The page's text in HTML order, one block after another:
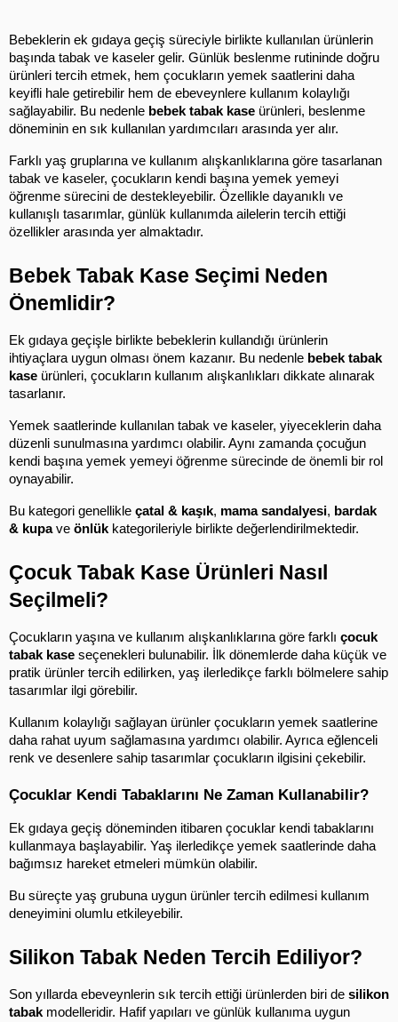
Bebeklerin ek gıdaya geçiş süreciyle birlikte kullanılan ürünlerin
başında tabak ve kaseler gelir. Günlük beslenme rutininde doğru
ürünleri tercih etmek, hem çocukların yemek saatlerini daha
keyifli hale getirebilir hem de ebeveynlere kullanım kolaylığı
sağlayabilir. Bu nedenle bebek tabak kase ürünleri, beslenme
döneminin en sık kullanılan yardımcıları arasında yer alır.
Farklı yaş gruplarına ve kullanım alışkanlıklarına göre tasarlanan
tabak ve kaseler, çocukların kendi başına yemek yemeyi
öğrenme sürecini de destekleyebilir. Özellikle dayanıklı ve
kullanışlı tasarımlar, günlük kullanımda ailelerin tercih ettiği
özellikler arasında yer almaktadır.
Bebek Tabak Kase Seçimi Neden
Önemlidir?
Ek gıdaya geçişle birlikte bebeklerin kullandığı ürünlerin
ihtiyaçlara uygun olması önem kazanır. Bu nedenle bebek tabak
kase ürünleri, çocukların kullanım alışkanlıkları dikkate alınarak
tasarlanır.
Yemek saatlerinde kullanılan tabak ve kaseler, yiyeceklerin daha
düzenli sunulmasına yardımcı olabilir. Aynı zamanda çocuğun
kendi başına yemek yemeyi öğrenme sürecinde de önemli bir rol
oynayabilir.
Bu kategori genellikle çatal & kaşık, mama sandalyesi, bardak
& kupa ve önlük kategorileriyle birlikte değerlendirilmektedir.
Çocuk Tabak Kase Ürünleri Nasıl
Seçilmeli?
Çocukların yaşına ve kullanım alışkanlıklarına göre farklı çocuk
tabak kase seçenekleri bulunabilir. İlk dönemlerde daha küçük ve
pratik ürünler tercih edilirken, yaş ilerledikçe farklı bölmelere sahip
tasarımlar ilgi görebilir.
Kullanım kolaylığı sağlayan ürünler çocukların yemek saatlerine
daha rahat uyum sağlamasına yardımcı olabilir. Ayrıca eğlenceli
renk ve desenlere sahip tasarımlar çocukların ilgisini çekebilir.
Çocuklar Kendi Tabaklarını Ne Zaman Kullanabilir?
Ek gıdaya geçiş döneminden itibaren çocuklar kendi tabaklarını
kullanmaya başlayabilir. Yaş ilerledikçe yemek saatlerinde daha
bağımsız hareket etmeleri mümkün olabilir.
Bu süreçte yaş grubuna uygun ürünler tercih edilmesi kullanım
deneyimini olumlu etkileyebilir.
Silikon Tabak Neden Tercih Ediliyor?
Son yıllarda ebeveynlerin sık tercih ettiği ürünlerden biri de silikon
tabak modelleridir. Hafif yapıları ve günlük kullanıma uygun